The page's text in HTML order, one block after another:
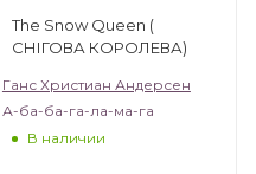
The Snow Queen (
CНІГОВА КОРОЛЕВА)
Ганс Христиан Андерсен
А-ба-ба-га-ла-ма-га
В наличии